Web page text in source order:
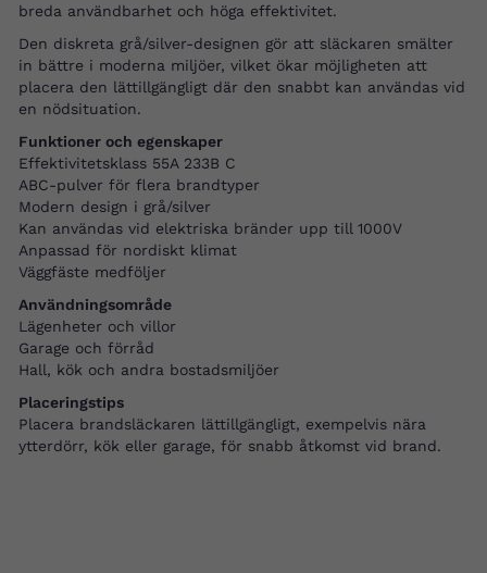
breda användbarhet och höga effektivitet.
Den diskreta grå/silver-designen gör att släckaren smälter
in bättre i moderna miljöer, vilket ökar möjligheten att
placera den lättillgängligt där den snabbt kan användas vid
en nödsituation.
Funktioner och egenskaper
Effektivitetsklass 55A 233B C
ABC-pulver för flera brandtyper
Modern design i grå/silver
Kan användas vid elektriska bränder upp till 1000V
Anpassad för nordiskt klimat
Väggfäste medföljer
Användningsområde
Lägenheter och villor
Garage och förråd
Hall, kök och andra bostadsmiljöer
Placeringstips
Placera brandsläckaren lättillgängligt, exempelvis nära
ytterdörr, kök eller garage, för snabb åtkomst vid brand.